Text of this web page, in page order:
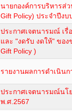
นายกองค์การบริหารส่
Gift Policy) ประจำปีง
ประกาศเจตนารมณ์ เรื่
และ "งดรับ งดให้" ขอ
Gift Policy )
รายงานผลการดำเนิน
ประกาศเจตนารมณ์นโ
พ.ศ.2567